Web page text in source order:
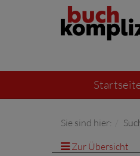
Sie sind hier:
Zur Übersicht